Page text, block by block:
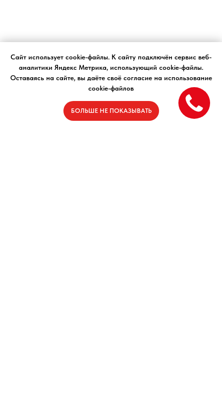
Сайт использует cookie-файлы. К cайту подключён сервис веб-
аналитики Яндекс Метрика, использующий cookie-файлы.
Оставаясь на сайте, вы даёте своё согласие на использование
cookie-файлов
БОЛЬШЕ НЕ ПОКАЗЫВАТЬ